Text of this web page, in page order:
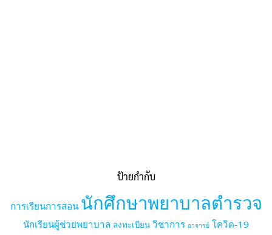
ป้ายกำกับ
การเรียนการสอน นักศึกษาพยาบาลตำรวจ
นักเรียนผู้ช่วยพยาบาล ลงทะเบียน วิชาการ อาจารย์ โควิด-19